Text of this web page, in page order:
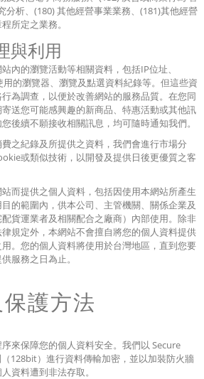
分析、(180) 其他經營事業業務、(181)其他經營
所定之業務。
與利用
內的瀏覽活動等相關資料，包括IP位址、
的瀏覽器、瀏覽及點選資料紀錄等。但這些資
為調查，以便於改善網站的服務品質。在您同
送您可能感興趣的新商品、特惠活動或其他訊
後續不願接收相關訊息，均可隨時通知我們。
之紀錄及所提供之資料，我們會進行市場分
或類似技術，以開發及提供日後更優質之客
而提供之個人資料，包括因使用本網站所產生
的範圍內，供本公司、主管機關、關係企業及
貨運業者及相關配合之廠商）內部使用。除非
規定外，本網站不會擅自將您的個人資料提供
。您的個人資料將使用於台灣地區，直到您要
服務之日為止。
護方法
來保障您的個人資料安全。我們以 Secure
128bit）進行資料傳輸加密，並以加裝防火牆
資料遭到非法存取。